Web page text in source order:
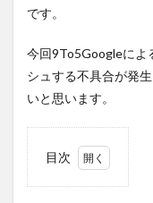
です。
今回9To5Googleによ
シュする不具合が発
いと思います。
目次